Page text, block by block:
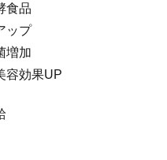
食品
ップ
増加
容効果UP